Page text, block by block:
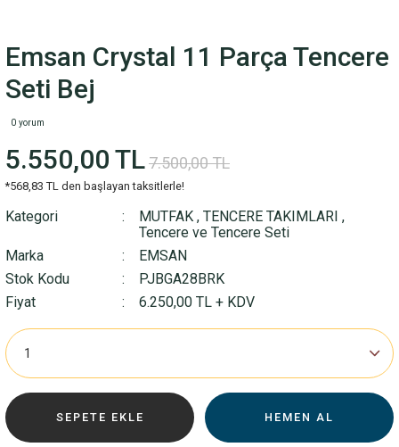
Emsan Crystal 11 Parça Tencere
Seti Bej
0 yorum
5.550,00 TL7.500,00 TL
*568,83 TL den başlayan taksitlerle!
Kategori MUTFAK , TENCERE TAKIMLARI ,
Tencere ve Tencere Seti
Marka
EMSAN
Stok Kodu
PJBGA28BRK
Fiyat
6.250,00 TL + KDV
SEPETE EKLE HEMEN AL